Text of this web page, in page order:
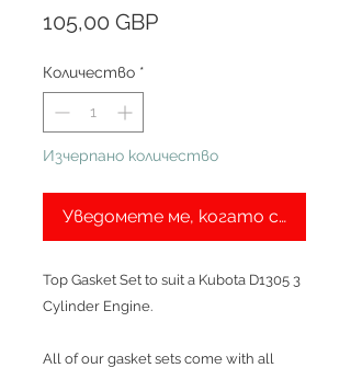
105,00 GBPЦена
Количество *
Изчерпано количество
Уведомете ме, когато стане
Top Gasket Set to suit a Kubota D1305 3
Cylinder Engine.
All of our gasket sets come with all